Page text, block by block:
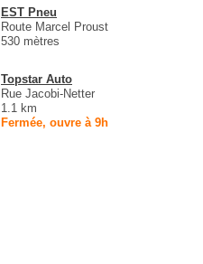
EST Pneu
Route Marcel Proust
530 mètres
Topstar Auto
Rue Jacobi-Netter
1.1 km
Fermée, ouvre à 9h